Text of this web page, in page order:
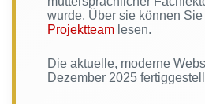
wurde. Über sie können
Projektteam lesen.
Die aktuelle, moderne
Dezember 2025